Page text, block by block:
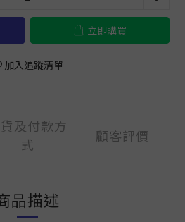
立即購買
加入追蹤清單
及付款方
式
顧客評價
品描述